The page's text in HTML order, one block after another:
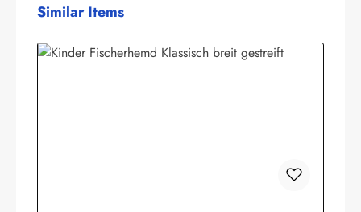
Produktgalerie überspringen
Similar Items